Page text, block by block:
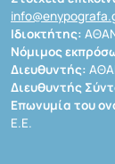
Ιδιοκτήτης:
Νόμιμος
Διευθυντής:
Διευθυντής
Επωνυμία του
Ε.Ε.